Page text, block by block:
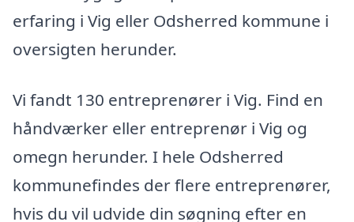
erfaring i Vig eller Odsherred kommune i
oversigten herunder.
Vi fandt 130 entreprenører i Vig. Find en
håndværker eller entreprenør i Vig og
omegn herunder. I hele Odsherred
kommunefindes der flere entreprenører,
hvis du vil udvide din søgning efter en